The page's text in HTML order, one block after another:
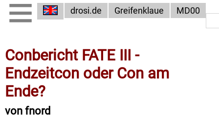
drosi.de Greifenklaue MD00
Conbericht FATE III -
Endzeitcon oder Con am
Ende?
von fnord